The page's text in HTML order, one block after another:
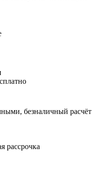
безналичный расчёт
рассрочка